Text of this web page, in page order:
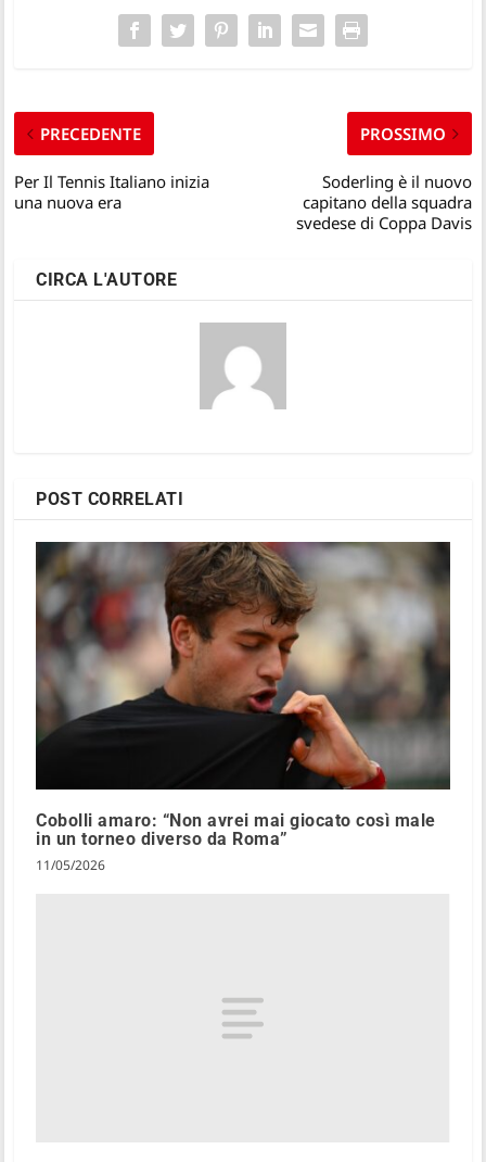
PRECEDENTE
Per Il Tennis Italiano inizia
una nuova era
PROSSIMO
Soderling è il nuovo
capitano della squadra
svedese di Coppa Davis
CIRCA L'AUTORE
POST CORRELATI
Cobolli amaro: “Non avrei mai giocato così male
in un torneo diverso da Roma”
11/05/2026